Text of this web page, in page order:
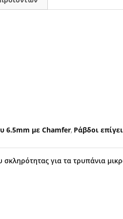
6.5mm με Chamfer, Ράβδοι
σκληρότητας για τα τρυπάνια